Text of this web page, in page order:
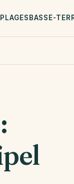
PLAGES BASSE-